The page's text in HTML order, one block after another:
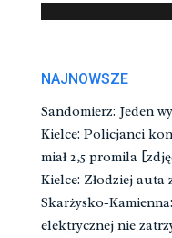
NAJNOWSZE
Sandomierz: Jeden
Kielce: Policjanci
miał 2,5 promila
Kielce: Złodziej
Skarżysko-
elektrycznej nie